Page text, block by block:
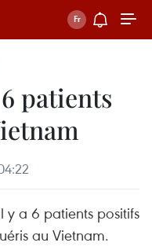
patients
y a 6 patients positifs
au Vietnam.